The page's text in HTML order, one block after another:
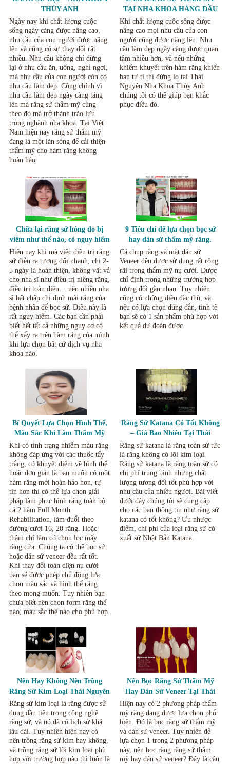
THÙY ANH
Ngày nay khi chất lượng cuộc
sống ngày càng được nâng cao,
nhu cầu của con người được nâng
lên và cũng có sự thay đổi rất
nhiều. Nhu cầu không chỉ dừng
lại ở nhu cầu ăn, uống, nghỉ ngơi,
mà nhu cầu của con người còn có
nhu cầu làm đẹp. Cũng chính vì
nhu cầu làm đẹp ngày càng tăng
lên mà răng sứ thẩm mỹ cùng
theo đó mà trở thành trào lưu
trong nghành nha khoa. Tại Việt
Nam hiện nay răng sứ thẩm mỹ
đang là một làn sóng để cải thiện
thẩm mỹ cho hàm răng không
hoàn hảo.
TẠI NHA KHOA HÀNG ĐẦU
TẠI THÁI NGUYÊN.
Khi chất lượng cuộc sống được
nâng cao mọi nhu cầu của con
người cũng được nâng lên. Nhu
cầu làm đẹp ngày càng được quan
tâm nhiều hơn, và nếu những
khiếm khuyết trên hàm răng khiến
bạn tự ti thì đừng lo tại Thái
Nguyên Nha Khoa Thùy Anh
chúng tôi có thể giúp bạn khắc
phục điều đó.
Chữa lại răng sứ hỏng do bị
viêm như thế nào, có nguy hiểm
không?
Hiện nay khi mà việc điều trị răng
sứ diễn ra tương đối nhanh, chỉ 2-
5 ngày là hoàn thiện, không vất vả
cho nha sĩ như điều trị niềng răng,
điều trị toàn diện… nên nhiều nha
sĩ bất chấp chỉ định mài răng của
bệnh nhân để bọc sứ. Điều này là
rất nguy hiểm. Các bạn cần phải
biết hết tất cả những nguy cơ có
thể xẩy ra trên hàm răng của mình
khi lựa chọn bất cứ dịch vụ nha
khoa nào.
9 Tiêu chí để lựa chọn bọc sứ
hay dán sứ thẩm mỹ răng.
Cả chụp răng và mặt dán sứ
Veneer đều được sử dụng rất rộng
rãi trong thẩm mỹ nụ cười. Được
chỉ định trong những trường hợp
tương đối gần nhau. Tuy nhiên
cũng có những điều đặc thù, và
nếu có lựa chọn đúng đắn, tinh tế
bạn sẽ có 1 sản phẩm phù hợp với
kết quả dự đoán được.
Bí Quyết Lựa Chọn Hình Thể,
Màu Sắc Khi Làm Thẩm Mỹ
Răng Sứ, Mặt Dán Sứ Veneer.
Khi có tình trạng nhiễm màu răng
không đáp ứng với các thuốc tẩy
trắng, có khuyết điểm về hình thể
hoặc đơn giản là bạn muốn có một
hàm răng mới hoàn hảo hơn, tự
tin hơn thì có thể lựa chọn giải
pháp làm phục hình răng toàn bộ
cả 2 hàm Full Month
Rehabilitation, làm đuổi theo
đường cười 16, 20 răng. Hoặc
thậm chí làm có chọn lọc mấy
răng cửa. Chúng ta có thể bọc sứ
hoặc dán sứ veneer đều rất tốt.
Khi thay đổi toàn diện nụ cười
bạn sẽ được phép chủ động lựa
chọn màu sắc và hình thể răng
theo mong muốn. Tuy nhiên bạn
chưa biết nên chọn form răng thế
nào, màu sắc thế nào cho phù hợp.
Răng Sứ Katana Có Tốt Không
– Giá Bao Nhiêu Tại Thái
Nguyên.
Răng sứ katana là răng toàn sứ tức
là răng không có lõi kim loại.
Răng sứ katana là răng toàn sứ có
chi phí trung bình nhưng chất
lượng tương đối tốt phù hợp với
nhu cầu của nhiều người. Bài viết
dưới đây chúng tôi sẽ cung cấp
cho các bạn thông tin như răng sứ
katana có tốt không? Ưu nhược
điểm, chi phí của loại răng sứ có
xuất sứ Nhật Bản Katana.
Nên Hay Không Nên Trồng
Răng Sứ Kim Loại Thái Nguyên
Răng sứ kim loại là răng được sử
dụng đầu tiên trong công nghệ
răng sứ, và nó đã có lịch sử khá
lâu dài. Tuy nhiên hiện nay có
nên trồng răng sứ kim hay không,
và trồng răng sứ lõi kim loại phù
hợp với trường hợp nào thì luôn là
Nên Bọc Răng Sứ Thẩm Mỹ
Hay Dán Sứ Veneer Tại Thái
Nguyên.
Hiện nay có 2 phương pháp thẩm
mỹ răng đang được lựa chọn phổ
biến. Đó là bọc răng sứ thẩm mỹ
và dán sứ veneer. Tuy nhiên để
lựa chọn 1 trong 2 phương pháp
này, nên bọc răng răng sứ thẩm
mỹ hay dán sứ veneer? Đây là câu